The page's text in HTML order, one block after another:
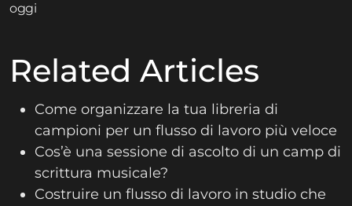
oggi
Related Articles
Come organizzare la tua libreria di
campioni per un flusso di lavoro più veloce
Cos’è una sessione di ascolto di un camp di
scrittura musicale?
Costruire un flusso di lavoro in studio che